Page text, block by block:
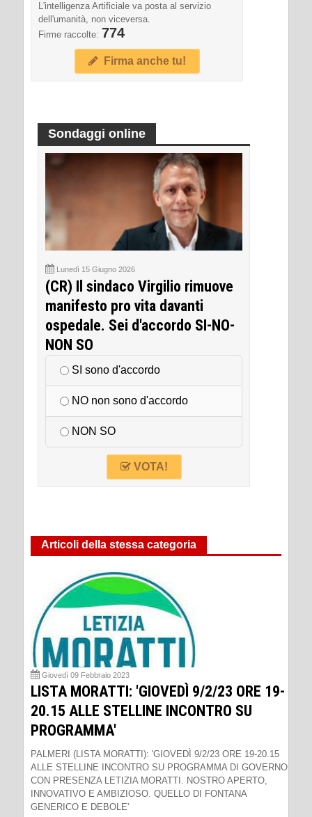
L'intelligenza Artificiale va posta al servizio
dell'umanità, non viceversa.
Firme raccolte: 774
Firma anche tu!
Sondaggi online
Lunedì 15 Giugno 2026
(CR) Il sindaco Virgilio rimuove
manifesto pro vita davanti
ospedale. Sei d'accordo SI-NO-
NON SO
SI sono d'accordo
NO non sono d'accordo
NON SO
VOTA!
Articoli della stessa categoria
Giovedì 09 Febbraio 2023
LISTA MORATTI: 'GIOVEDÌ 9/2/23 ORE 19-
20.15 ALLE STELLINE INCONTRO SU
PROGRAMMA'
PALMERI (LISTA MORATTI): 'GIOVEDÌ 9/2/23 ORE 19-20.15
ALLE STELLINE INCONTRO SU PROGRAMMA DI GOVERNO
CON PRESENZA LETIZIA MORATTI. NOSTRO APERTO,
INNOVATIVO E AMBIZIOSO. QUELLO DI FONTANA
GENERICO E DEBOLE'